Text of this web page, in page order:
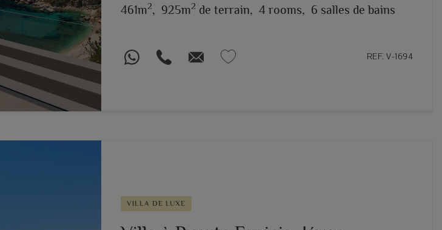
461m2, 925m2 de terrain, 4 rooms, 6 salles de bains
REF. V-1694
VILLA DE LUXE